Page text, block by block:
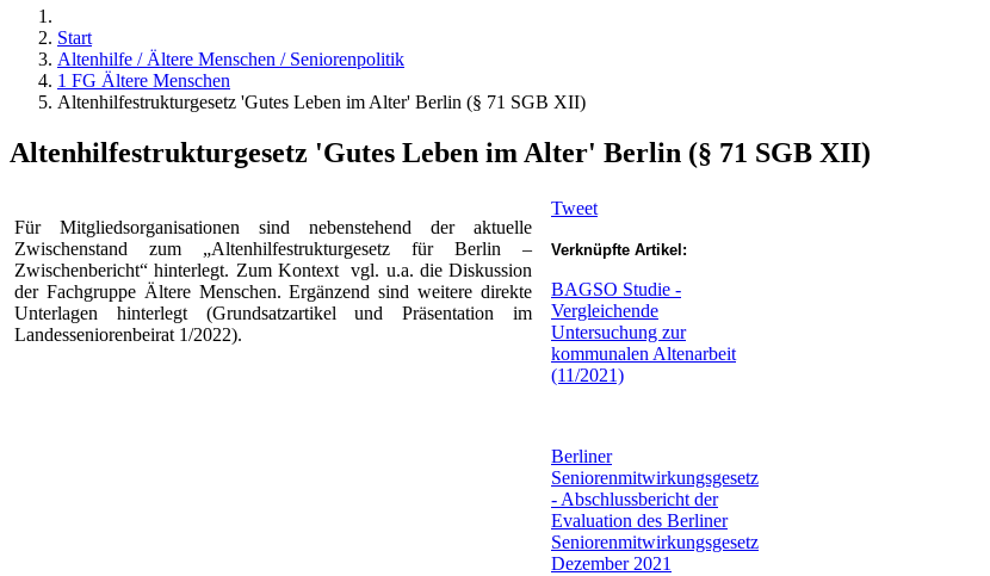
Start
Altenhilfe / Ältere Menschen / Seniorenpolitik
1 FG Ältere Menschen
Altenhilfestrukturgesetz 'Gutes Leben im Alter' Berlin (§ 71 SGB XII)
Altenhilfestrukturgesetz 'Gutes Leben im Alter' Berlin (§ 71 SGB XII)
Für Mitgliedsorganisationen sind nebenstehend der aktuelle
Zwischenstand zum „Altenhilfestrukturgesetz für Berlin –
Zwischenbericht“ hinterlegt. Zum Kontext vgl. u.a. die Diskussion
der Fachgruppe Ältere Menschen. Ergänzend sind weitere direkte
Unterlagen hinterlegt (Grundsatzartikel und Präsentation im
Landesseniorenbeirat 1/2022).
Tweet
Verknüpfte Artikel:
BAGSO Studie -
Vergleichende
Untersuchung zur
kommunalen Altenarbeit
(11/2021)
Berliner
Seniorenmitwirkungsgesetz
- Abschlussbericht der
Evaluation des Berliner
Seniorenmitwirkungsgesetz
Dezember 2021